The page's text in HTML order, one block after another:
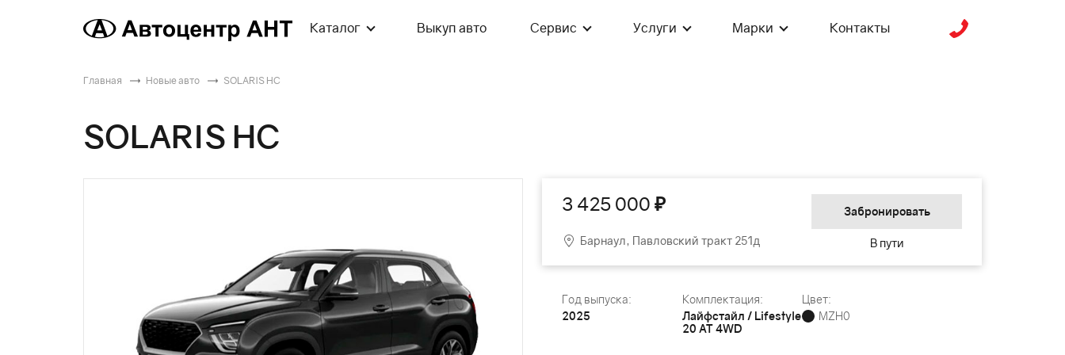
Каталог Выкуп авто Сервис Услуги Марки Контакты
Главная Новые авто SOLARIS HC
SOLARIS HC
3 425 000 ₽
Барнаул, Павловский тракт 251д
Забронировать
В пути
Год выпуска:
2025
Комплектация:
Лайфстайл / Lifestyle
20 AT 4WD
Цвет:
MZH0